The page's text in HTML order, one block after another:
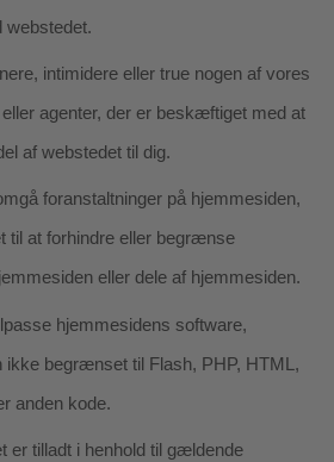
webstedet.
intimidere eller true nogen af vores
agenter, der er beskæftiget med at
af webstedet til dig.
foranstaltninger på hjemmesiden,
til at forhindre eller begrænse
eller dele af hjemmesiden.
hjemmesidens software,
ikke begrænset til Flash, PHP, HTML,
anden kode.
er tilladt i henhold til gældende